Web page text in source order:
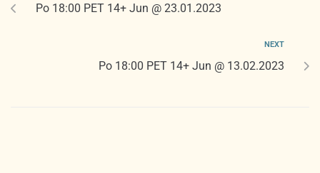
Po 18:00 PET 14+ Jun @ 23.01.2023
NEXT
Po 18:00 PET 14+ Jun @ 13.02.2023